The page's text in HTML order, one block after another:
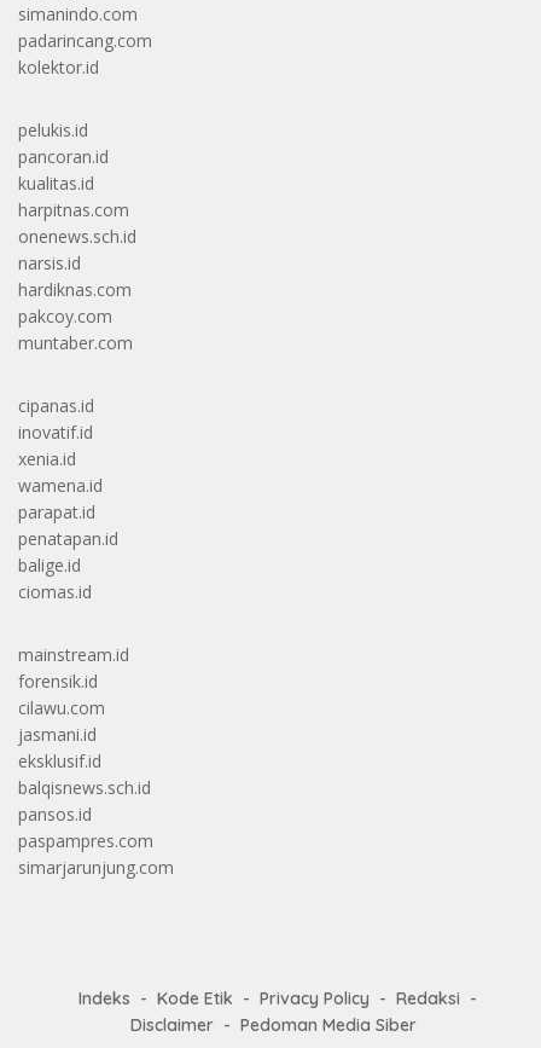
simanindo.com
padarincang.com
kolektor.id
pelukis.id
pancoran.id
kualitas.id
harpitnas.com
onenews.sch.id
narsis.id
hardiknas.com
pakcoy.com
muntaber.com
cipanas.id
inovatif.id
xenia.id
wamena.id
parapat.id
penatapan.id
balige.id
ciomas.id
mainstream.id
forensik.id
cilawu.com
jasmani.id
eksklusif.id
balqisnews.sch.id
pansos.id
paspampres.com
simarjarunjung.com
Indeks Kode Etik Privacy Policy
Redaksi
Disclaimer
Pedoman Media Siber